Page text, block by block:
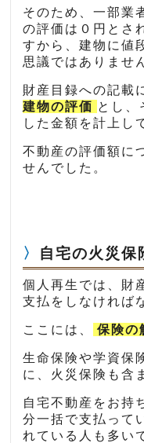
そのため、一部業
の評価は０円とさ
すから、建物に値
思議ではありませ
財産目録への記載
建物の評価 とし、
した金額を計上し
不動産の評価額に
せんでした。
自宅の火災保
個人再生では、財
支払をしなければ
ここには、 保険の
生命保険や学資保
に、火災保険も含
自宅不動産をお持
分一括で支払って
れている人も多い